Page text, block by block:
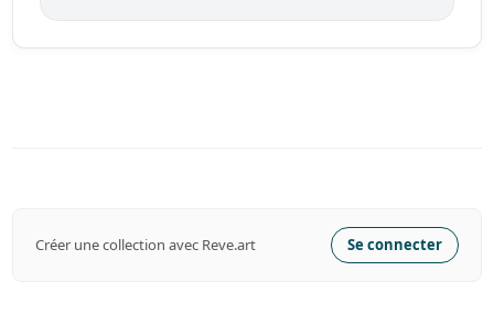
Créer une collection avec Reve.art Se connecter